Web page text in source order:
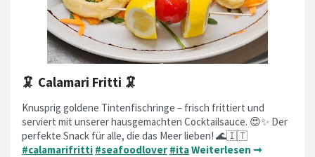
🦑 Calamari Fritti 🦑
Knusprig goldene Tintenfischringe – frisch frittiert und
serviert mit unserer hausgemachten Cocktailsauce. 😍✨ Der
perfekte Snack für alle, die das Meer lieben! 🌊🇮🇹
#calamarifritti #seafoodlover #itaWeiterlesen ➞